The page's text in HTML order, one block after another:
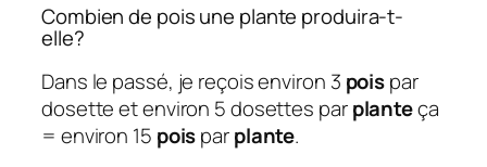
Combien de pois une plante produira-t-
elle?
Dans le passé, je reçois environ 3 poispar
dosette et environ 5 dosettes parplanteça
= environ 15 poisparplante.